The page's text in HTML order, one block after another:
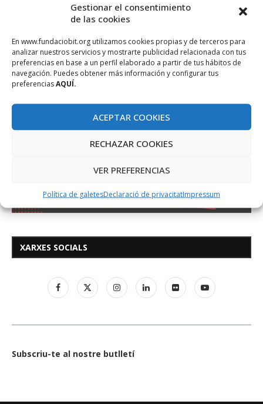
Gestionar el consentimiento
de las cookies
En www.fundaciobit.org utilizamos cookies propias y de terceros para
analizar nuestros servicios y mostrarte publicidad relacionada con tus
preferencias en base a un perfil elaborado a partir de tus hábitos de
navegación. Puedes obtener más información y configurar tus
preferenciasAQUÍ.
ACEPTAR COOKIES
RECHAZAR COOKIES
VER PREFERENCIAS
Política de galetesDeclaració de privacitatImpressum
XARXES SOCIALS
Subscriu-te al nostre butlletí